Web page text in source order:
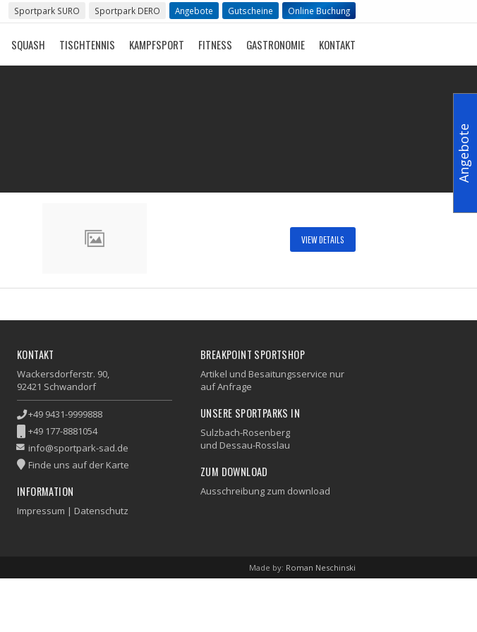
Sportpark SURO Sportpark DERO Angebote Gutscheine Online Buchung
SQUASH TISCHTENNIS KAMPFSPORT FITNESS GASTRONOMIE KONTAKT
VIEW DETAILS
KONTAKT
Wackersdorferstr. 90,
92421 Schwandorf
+49 9431-9999888
+49 177-8881054
info@sportpark-sad.de
Finde uns auf der Karte
INFORMATION
Impressum | Datenschutz
BREAKPOINT SPORTSHOP
Artikel und Besaitungsservice nur
auf Anfrage
UNSERE SPORTPARKS IN
Sulzbach-Rosenberg
und Dessau-Rosslau
ZUM DOWNLOAD
Ausschreibung zum download
Made by: Roman Neschinski
Angebote